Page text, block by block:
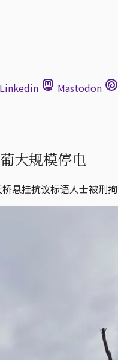
Linkedin Mastodon
大规模停电
悬挂抗议标语人士被刑拘